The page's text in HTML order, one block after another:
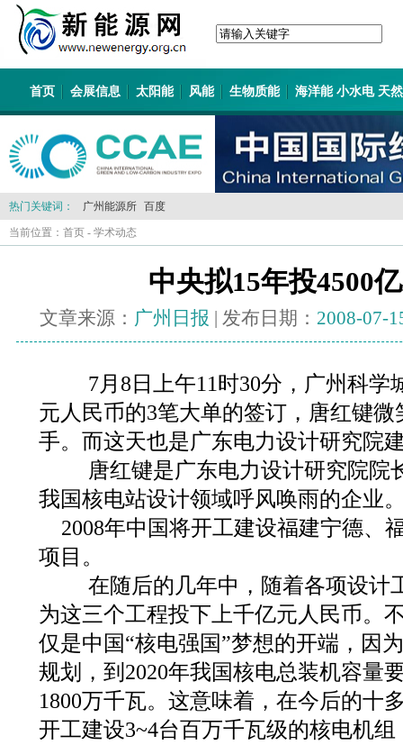
首页 会展信息 太阳能 风能 生物质能 海洋能 小水电 天
热门关键词： 广州能源所 百度
当前位置： 首页 - 学术动态
中央拟15年投4500
文章来源： 广州日报 | 发布日期： 2008-07-
7月8日上午11时30分，广州科学
元人民币的3笔大单的签订，唐红键
手。而这天也是广东电力设计研究院
唐红键是广东电力设计研究院院
我国核电站设计领域呼风唤雨的企业
2008年中国将开工建设福建宁德、
项目。
在随后的几年中，随着各项设计
为这三个工程投下上千亿元人民币。
仅是中国“核电强国”梦想的开端，因
规划，到2020年我国核电总装机容量
1800万千瓦。这意味着，在今后的十
开工建设3~4台百万千瓦级的核电机